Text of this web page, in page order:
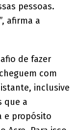
pessoas.
afirma a
de fazer
com
inclusive
que a
e propósito